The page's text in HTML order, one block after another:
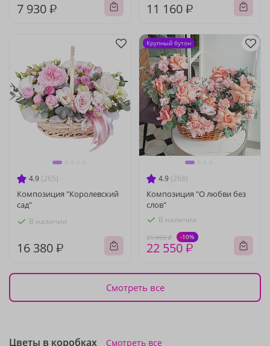
7 930 ₽ 11 160 ₽
4.9 (265)
Композиция "Королевский
сад"
В наличии
16 380 ₽
4.9 (268)
Композиция "О любви без
слов"
В наличии
25 060 ₽ -10%
22 550 ₽
Крупный бутон
Смотреть все
Цветы в коробках Смотреть все